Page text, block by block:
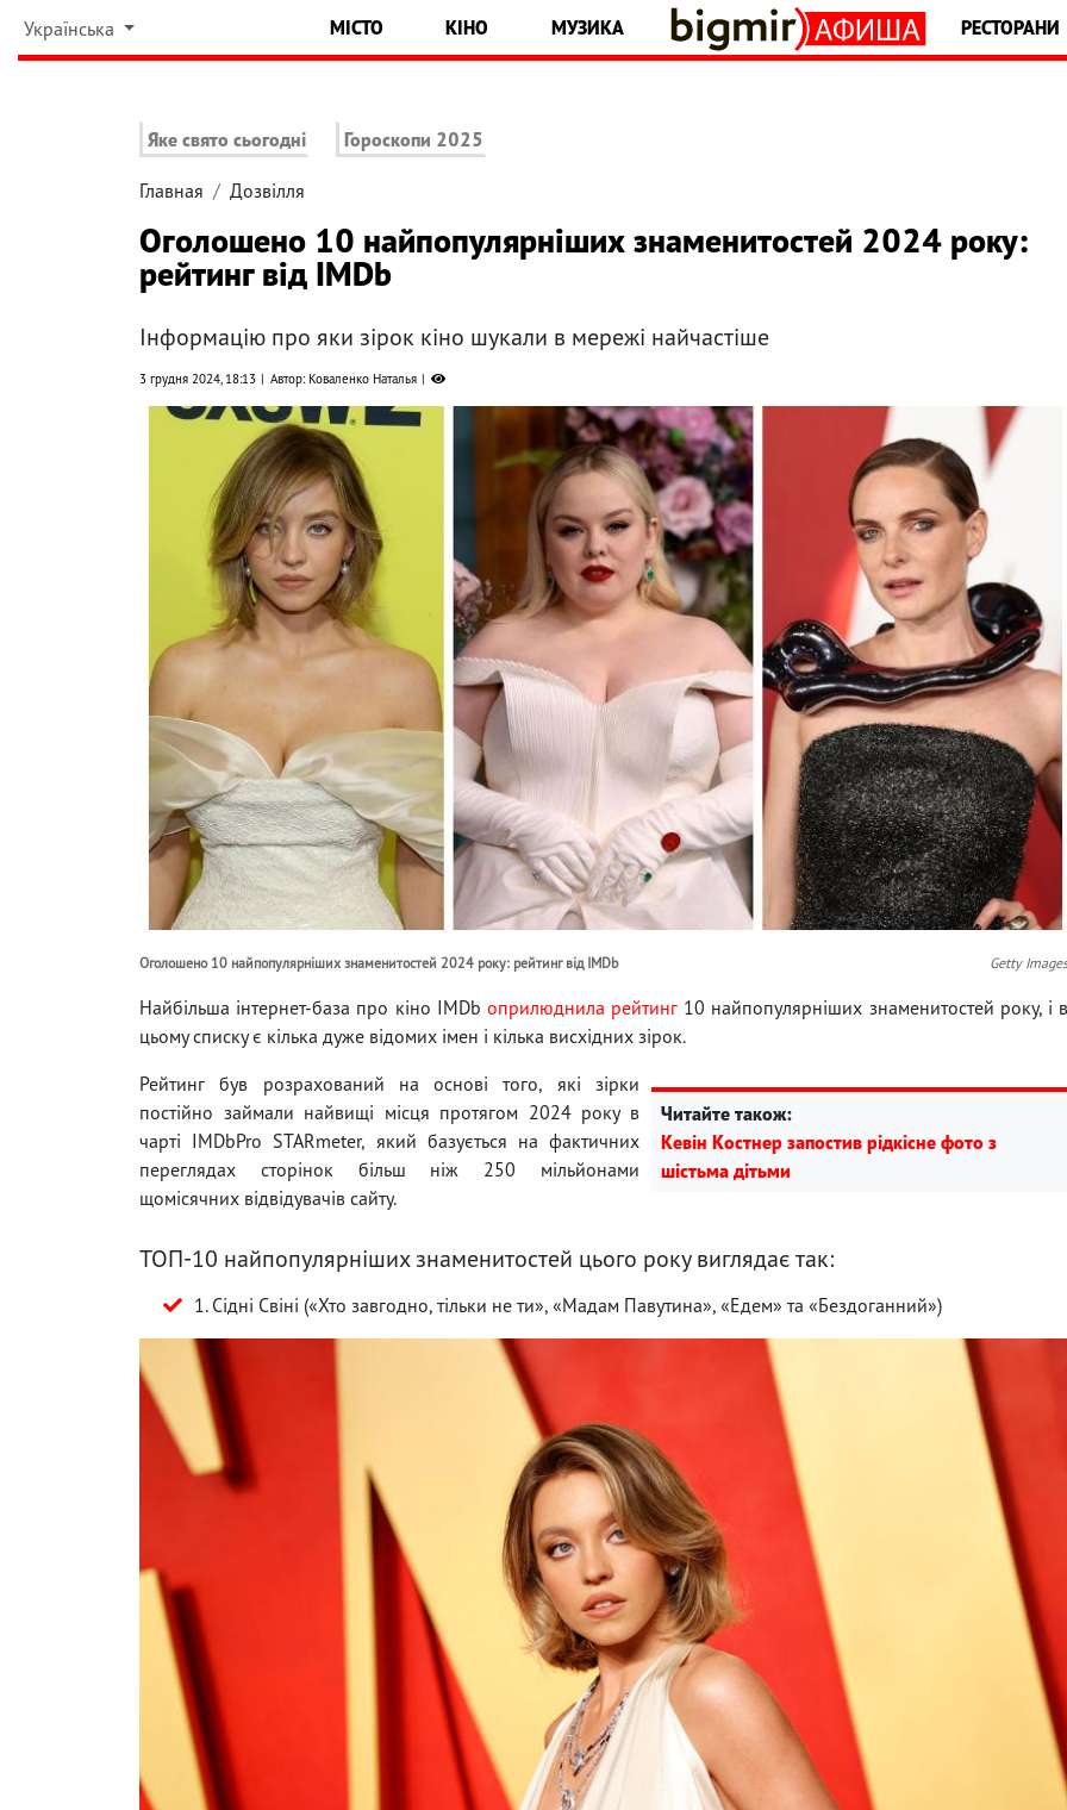
Українська МІСТО КІНО МУЗИКА РЕСТОРАНИ
Яке свято сьогодні Гороскопи 2025
Главная Дозвілля
Оголошено 10 найпопулярніших знаменитостей 2024 року:
рейтинг від IMDb
Інформацію про яки зірок кіно шукали в мережі найчастіше
3 грудня 2024, 18:13 Автор: Коваленко Наталья
Оголошено 10 найпопулярніших знаменитостей 2024 року: рейтинг від IMDb Getty Images
Найбільша інтернет-база про кіно IMDb оприлюднила рейтинг 10 найпопулярніших знаменитостей року, і
цьому списку є кілька дуже відомих імен і кілька висхідних зірок.
Читайте також:
Кевін Костнер запостив рідкісне фото з
шістьма дітьми
Рейтинг був розрахований на основі того, які зірки
постійно займали найвищі місця протягом 2024 року в
чарті IMDbPro STARmeter, який базується на фактичних
переглядах сторінок більш ніж 250 мільйонами
щомісячних відвідувачів сайту.
ТОП-10 найпопулярніших знаменитостей цього року виглядає так:
1. Сідні Свіні («Хто завгодно, тільки не ти», «Мадам Павутина», «Едем» та «Бездоганний»)